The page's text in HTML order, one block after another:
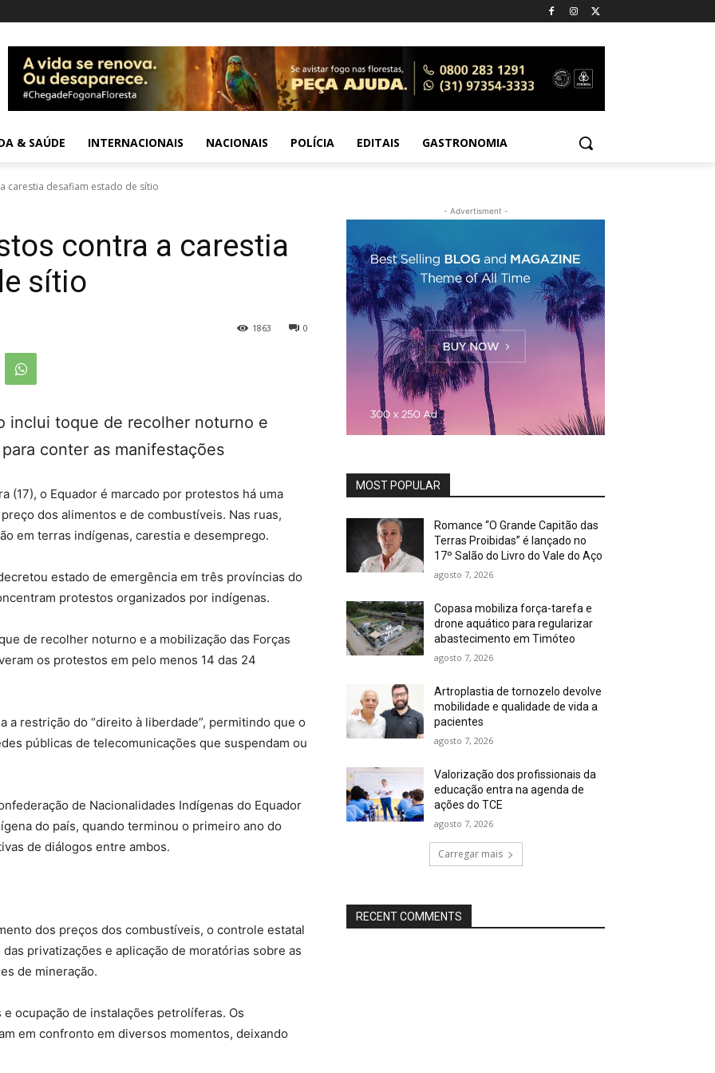
& SAÚDE INTERNACIONAIS NACIONAIS POLÍCIA EDITAIS GASTRONOMIA
carestia desafiam estado de sítio
contra a carestia
sítio
0
1863
inclui toque de recolher noturno e
conter as manifestações
(17), o Equador é marcado por protestos há uma
dos alimentos e de combustíveis. Nas ruas,
em terras indígenas, carestia e desemprego.
estado de emergência em três províncias do
protestos organizados por indígenas.
de recolher noturno e a mobilização das Forças
os protestos em pelo menos 14 das 24
a restrição do “direito à liberdade”, permitindo que o
públicas de telecomunicações que suspendam ou
de Nacionalidades Indígenas do Equador
do país, quando terminou o primeiro ano do
de diálogos entre ambos.
dos preços dos combustíveis, o controle estatal
privatizações e aplicação de moratórias sobre as
de mineração.
ocupação de instalações petrolíferas. Os
em confronto em diversos momentos, deixando
- Advertisment -
MOST POPULAR
Romance “O Grande Capitão das
Terras Proibidas” é lançado no
17º Salão do Livro do Vale do Aço
agosto 7, 2026
Copasa mobiliza força-tarefa e
drone aquático para regularizar
abastecimento em Timóteo
agosto 7, 2026
Artroplastia de tornozelo devolve
mobilidade e qualidade de vida a
pacientes
agosto 7, 2026
Valorização dos profissionais da
educação entra na agenda de
ações do TCE
agosto 7, 2026
Carregar mais
RECENT COMMENTS